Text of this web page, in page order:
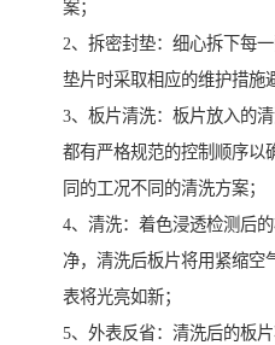
案；
2、拆密封垫：细心拆下每
垫片时采取相应的维护措施
3、板片清洗：板片放入的
都有严格规范的控制顺序以
同的工况不同的清洗方案；
4、清洗：着色浸透检测后
净，清洗后板片将用紧缩空
表将光亮如新；
5、外表反省：清洗后的板